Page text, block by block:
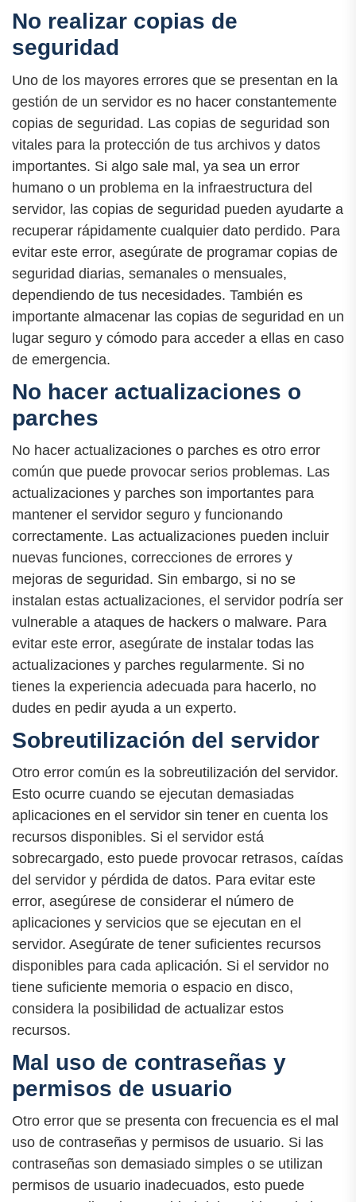
No realizar copias de
seguridad
Uno de los mayores errores que se presentan en la
gestión de un servidor es no hacer constantemente
copias de seguridad. Las copias de seguridad son
vitales para la protección de tus archivos y datos
importantes. Si algo sale mal, ya sea un error
humano o un problema en la infraestructura del
servidor, las copias de seguridad pueden ayudarte a
recuperar rápidamente cualquier dato perdido. Para
evitar este error, asegúrate de programar copias de
seguridad diarias, semanales o mensuales,
dependiendo de tus necesidades. También es
importante almacenar las copias de seguridad en un
lugar seguro y cómodo para acceder a ellas en caso
de emergencia.
No hacer actualizaciones o
parches
No hacer actualizaciones o parches es otro error
común que puede provocar serios problemas. Las
actualizaciones y parches son importantes para
mantener el servidor seguro y funcionando
correctamente. Las actualizaciones pueden incluir
nuevas funciones, correcciones de errores y
mejoras de seguridad. Sin embargo, si no se
instalan estas actualizaciones, el servidor podría ser
vulnerable a ataques de hackers o malware. Para
evitar este error, asegúrate de instalar todas las
actualizaciones y parches regularmente. Si no
tienes la experiencia adecuada para hacerlo, no
dudes en pedir ayuda a un experto.
Sobreutilización del servidor
Otro error común es la sobreutilización del servidor.
Esto ocurre cuando se ejecutan demasiadas
aplicaciones en el servidor sin tener en cuenta los
recursos disponibles. Si el servidor está
sobrecargado, esto puede provocar retrasos, caídas
del servidor y pérdida de datos. Para evitar este
error, asegúrese de considerar el número de
aplicaciones y servicios que se ejecutan en el
servidor. Asegúrate de tener suficientes recursos
disponibles para cada aplicación. Si el servidor no
tiene suficiente memoria o espacio en disco,
considera la posibilidad de actualizar estos
recursos.
Mal uso de contraseñas y
permisos de usuario
Otro error que se presenta con frecuencia es el mal
uso de contraseñas y permisos de usuario. Si las
contraseñas son demasiado simples o se utilizan
permisos de usuario inadecuados, esto puede